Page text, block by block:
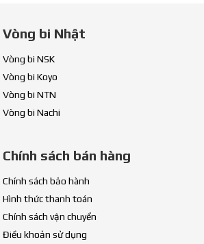
Vòng bi Nhật
Vòng bi NSK
Vòng bi Koyo
Vòng bi NTN
Vòng bi Nachi
Chính sách bán hàng
Chính sách bảo hành
Hình thức thanh toán
Chính sách vận chuyển
Điều khoản sử dụng